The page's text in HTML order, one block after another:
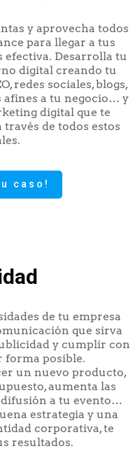
y aprovecha todos
para llegar a tus
Desarrolla tu
digital creando tu
redes sociales, blogs,
afines a tu negocio… y
digital que te
de todos estos
caso!
de tu empresa
que sirva
y cumplir con
forma posible.
un nuevo producto,
aumenta las
difusión a tu evento…
estrategia y una
corporativa, te
resultados.